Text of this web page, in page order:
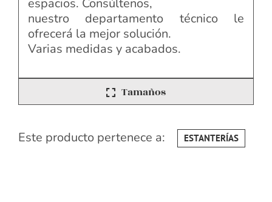
espacios. Consúltenos,
nuestro departamento técnico le
ofrecerá la mejor solución.
Varias medidas y acabados.
Tamaños
Este producto pertenece a: ESTANTERÍAS